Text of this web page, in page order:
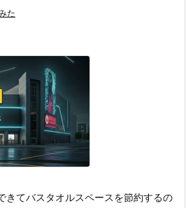
た
きてバスタオルスペースを節約するの